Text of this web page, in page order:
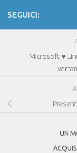
SEGUICI:
Microsoft ♥
UN